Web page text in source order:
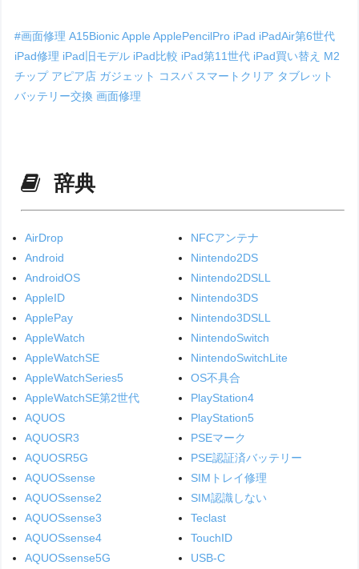
#画面修理A15BionicAppleApplePencilPro iPad iPadAir第6世代
iPad修理 iPad旧モデル iPad比較 iPad第11世代 iPad買い替え M2
チップ アピア店 ガジェット コスパ スマートクリア タブレット
バッテリー交換画面修理
辞典
AirDrop
Android
AndroidOS
AppleID
ApplePay
AppleWatch
AppleWatchSE
AppleWatchSeries5
AppleWatchSE第2世代
AQUOS
AQUOSR3
AQUOSR5G
AQUOSsense
AQUOSsense2
AQUOSsense3
AQUOSsense4
AQUOSsense5G
NFCアンテナ
Nintendo2DS
Nintendo2DSLL
Nintendo3DS
Nintendo3DSLL
NintendoSwitch
NintendoSwitchLite
OS不具合
PlayStation4
PlayStation5
PSEマーク
PSE認証済バッテリー
SIMトレイ修理
SIM認識しない
Teclast
TouchID
USB-C